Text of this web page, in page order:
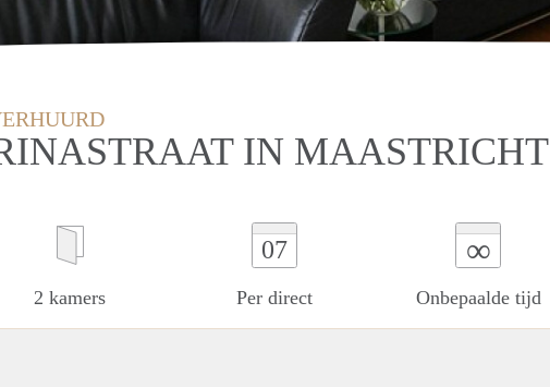
IN MAASTRICHT
2 kamers
07
Per direct
∞
Onbepaalde tijd